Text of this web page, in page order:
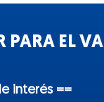
EL
interés ==